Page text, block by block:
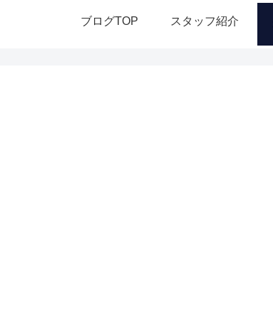
ブログTOP スタッフ紹介